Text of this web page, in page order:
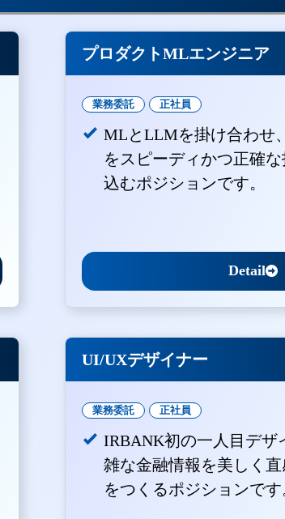
プロダクトMLエンジニア
業務委託 正社員
MLとLLMを掛け合わせ
をスピーディかつ正確
込むポジションです。
Detail
UI/UXデザイナー
業務委託 正社員
IRBANK初の一人目デザ
雑な金融情報を美しく
をつくるポジションです